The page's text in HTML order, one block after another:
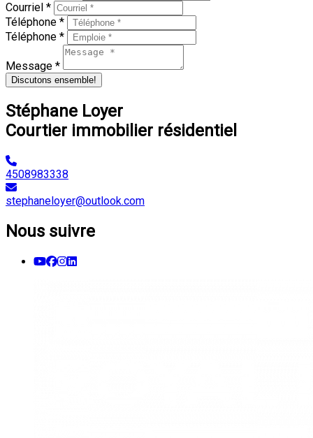
Courriel *
Téléphone *
Téléphone *
Message *
Discutons ensemble!
Stéphane Loyer
Courtier immobilier résidentiel
4508983338
stephaneloyer@outlook.com
Nous suivre